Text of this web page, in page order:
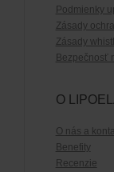
Podmienky
Zásady
Zásady
Bezpečnosť
O
O nás a
Benefity
Recenzie